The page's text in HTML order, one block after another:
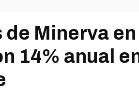
Minerva en
14% anual